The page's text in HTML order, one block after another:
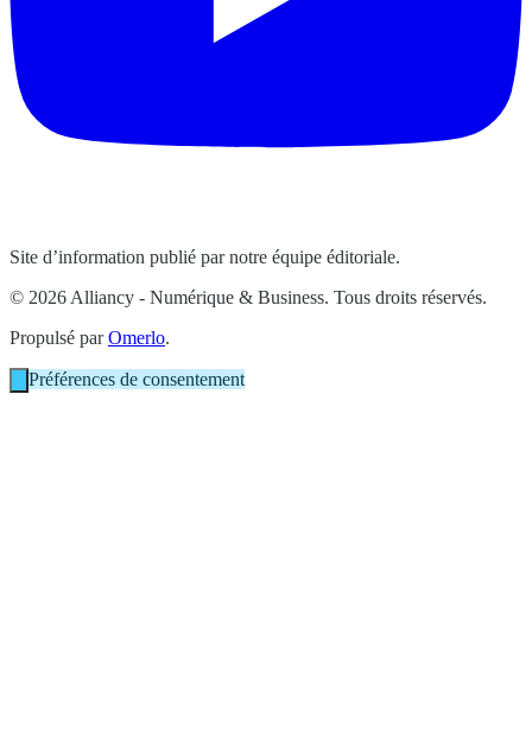
Site d’information publié par notre équipe éditoriale.
© 2026 Alliancy - Numérique & Business. Tous droits réservés.
Propulsé parOmerlo.
Préférences de consentement